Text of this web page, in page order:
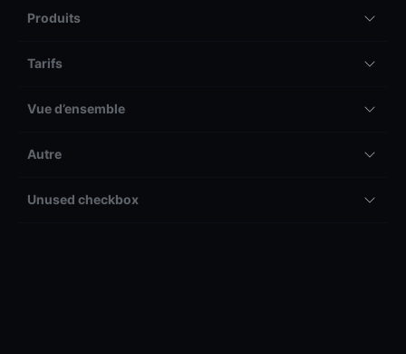
Produits
Tarifs
Vue d’ensemble
Autre
Unused checkbox